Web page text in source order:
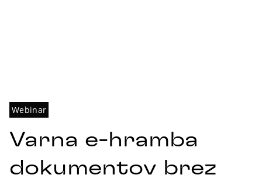
Webinar
Varna e-hramba
dokumentov brez